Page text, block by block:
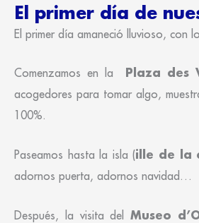
El primer día de
El primer día amaneció lluvioso, con
Comenzamos en la Plaza des
acogedores para tomar algo,
100%.
Paseamos hasta la isla (ille de la
adornos puerta, adornos navidad…
Después, la visita delMuseo